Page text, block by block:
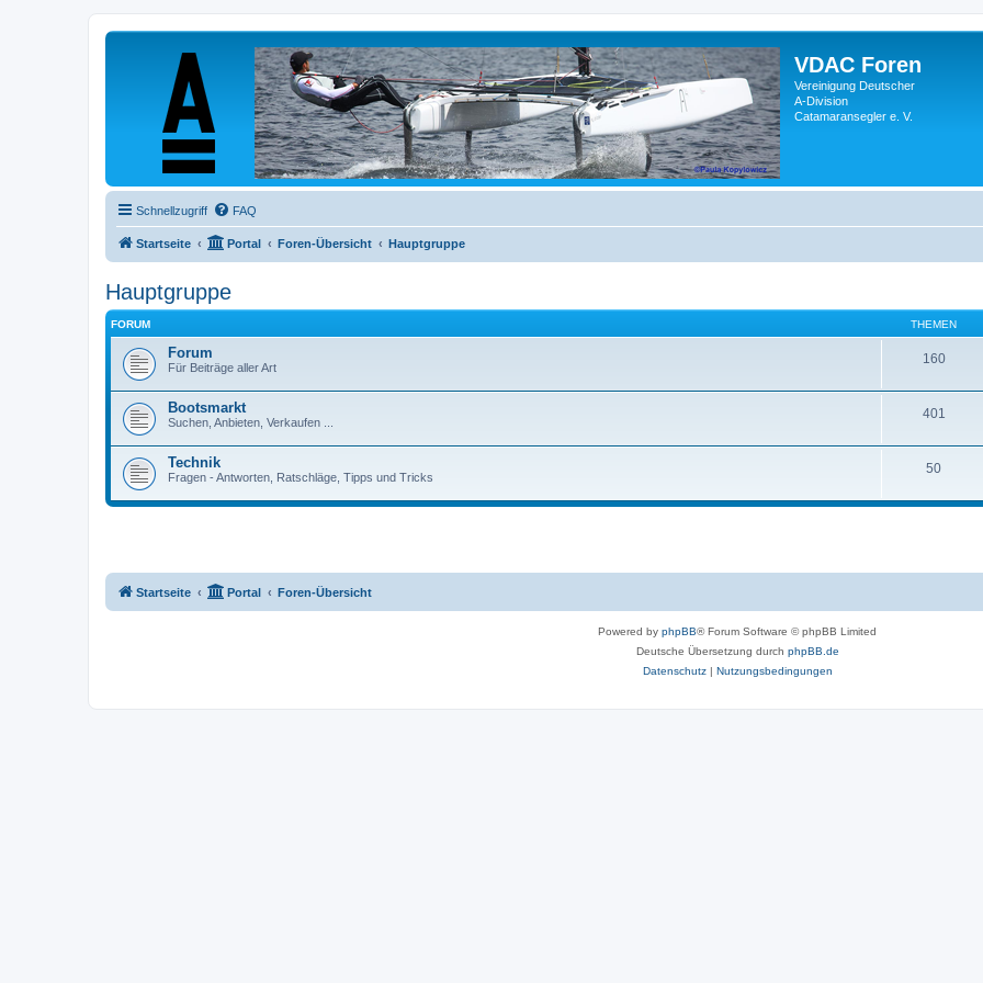
VDAC Foren
Vereinigung Deutscher
A-Division
Catamaransegler e. V.
Schnellzugriff FAQ
Startseite Portal Foren-Übersicht Hauptgruppe
Hauptgruppe
FORUM THEMEN
Forum
Für Beiträge aller Art
160
Bootsmarkt
Suchen, Anbieten, Verkaufen ...
401
Technik
Fragen - Antworten, Ratschläge, Tipps und Tricks
50
Startseite Portal Foren-Übersicht
Powered by phpBB® Forum Software © phpBB Limited
Deutsche Übersetzung durch phpBB.de
Datenschutz| Nutzungsbedingungen